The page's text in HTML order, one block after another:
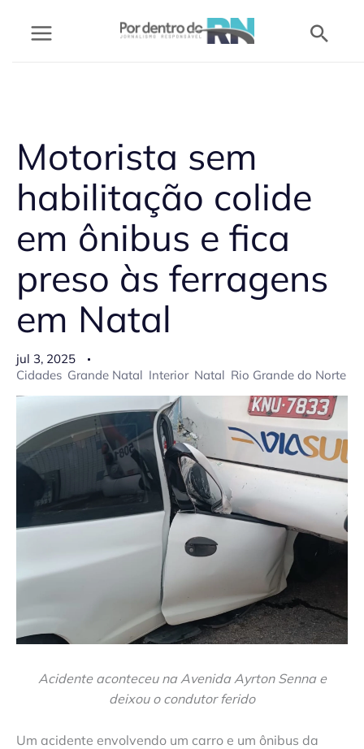
Motorista sem
habilitação colide
em ônibus e fica
preso às ferragens
em Natal
jul 3, 2025
Cidades Grande Natal Interior Natal Rio Grande do Norte
Acidente aconteceu na Avenida Ayrton Senna e
deixou o condutor ferido
Um acidente envolvendo um carro e um ônibus da